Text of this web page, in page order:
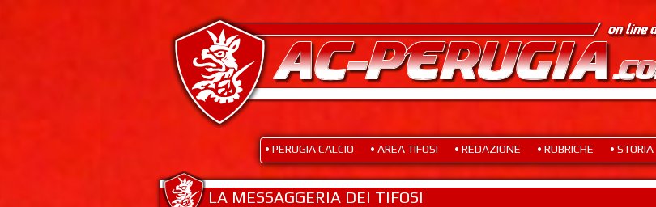
• PERUGIA CALCIO • AREA TIFOSI • REDAZIONE • RUBRICHE • STORIA
LA MESSAGGERIA DEI TIFOSI